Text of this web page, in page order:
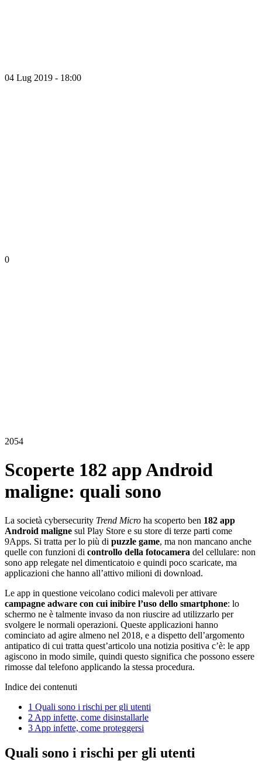
04 Lug 2019 - 18:00
0
2054
Scoperte 182 app Android
maligne: quali sono
La società cybersecurity Trend Micro ha scoperto ben 182 app
Android maligne sul Play Store e su store di terze parti come
9Apps. Si tratta per lo più di puzzle game, ma non mancano anche
quelle con funzioni di controllo della fotocamera del cellulare: non
sono app relegate nel dimenticatoio e quindi poco scaricate, ma
applicazioni che hanno all’attivo milioni di download.
Le app in questione veicolano codici malevoli per attivare
campagne adware con cui inibire l’uso dello smartphone: lo
schermo ne è talmente invaso da non riuscire ad utilizzarlo per
svolgere le normali operazioni. Queste applicazioni hanno
cominciato ad agire almeno nel 2018, e a dispetto dell’argomento
antipatico di cui tratta quest’articolo una notizia positiva c’è: le app
agiscono in modo simile, quindi questo significa che possono essere
rimosse dal telefono applicando la stessa procedura.
Indice dei contenuti
1 Quali sono i rischi per gli utenti
2 App infette, come disinstallarle
3 App infette, come proteggersi
Quali sono i rischi per gli utenti